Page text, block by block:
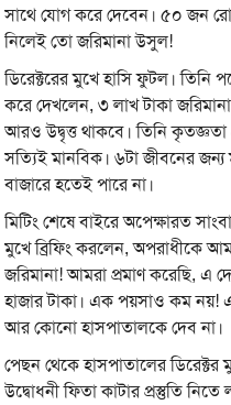
সাথে যোগ করে দেবেন। ৫০ জন
নিলেই তো জরিমানা উসুল!
ডিরেক্টরের মুখে হাসি ফুটল।
করে দেখলেন, ৩ লাখ টাকা
আরও উদ্বৃত্ত থাকবে। তিনি
সত্যিই মানবিক। ৬টা জীবনের
বাজারে হতেই পারে না।
মিটিং শেষে বাইরে অপেক্ষারত
মুখে ব্রিফিং করলেন, অপরাধীকে
জরিমানা! আমরা প্রমাণ করেছি, এ
হাজার টাকা। এক পয়সাও কম নয়!
আর কোনো হাসপাতালকে দেব না।
পেছন থেকে হাসপাতালের
উদ্বোধনী ফিতা কাটার প্রস্তুতি